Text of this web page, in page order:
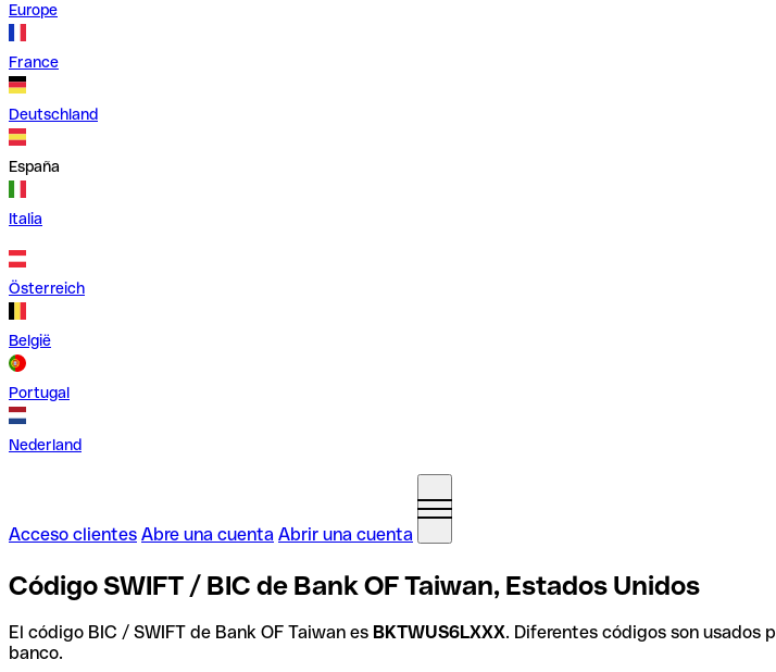
Europe
France
Deutschland
España
Italia
Österreich
België
Portugal
Nederland
Acceso clientes Abre una cuenta Abrir una cuenta
Código SWIFT / BIC de Bank OF Taiwan, Estados Unidos
El código BIC / SWIFT de Bank OF Taiwan es BKTWUS6LXXX. Diferentes códigos son usados
banco.